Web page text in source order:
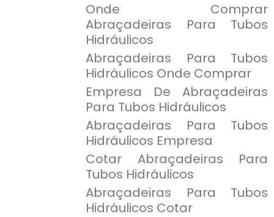
Onde Comprar
Abraçadeiras Para Tubos
Hidráulicos
Abraçadeiras Para Tubos
Hidráulicos Onde Comprar
Empresa De Abraçadeiras
Para Tubos Hidráulicos
Abraçadeiras Para Tubos
Hidráulicos Empresa
Cotar Abraçadeiras Para
Tubos Hidráulicos
Abraçadeiras Para Tubos
Hidráulicos Cotar